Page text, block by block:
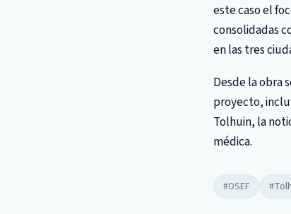
este caso el
consolidadas
en las tres
Desde la obra
proyecto,
Tolhuin, la
médica.
#OSEF